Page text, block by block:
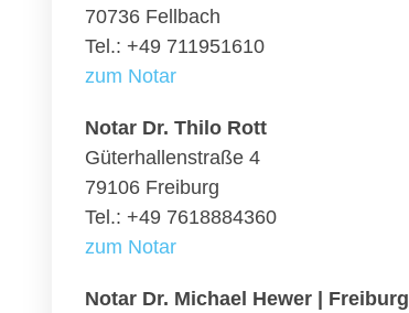
70736 Fellbach
Tel.: +49 711951610
zum Notar
Notar Dr. Thilo Rott
Güterhallenstraße 4
79106 Freiburg
Tel.: +49 7618884360
zum Notar
Notar Dr. Michael Hewer | Freiburg